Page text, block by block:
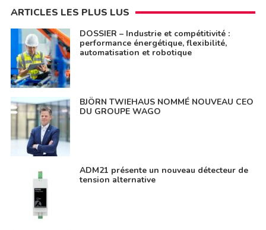
ARTICLES LES PLUS LUS
DOSSIER – Industrie et compétitivité :
performance énergétique, flexibilité,
automatisation et robotique
BJÖRN TWIEHAUS NOMMÉ NOUVEAU CEO
DU GROUPE WAGO
ADM21 présente un nouveau détecteur de
tension alternative